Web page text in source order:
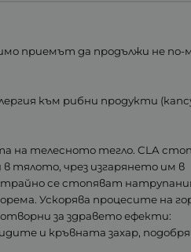
приемът да продължи не по-
към рибни продукти
на телесното тегло. CLA
тялото, чрез изгарянето им в
трайно се стопяват
Ускорява процесите на
за здравето ефекти:
и кръвната захар,